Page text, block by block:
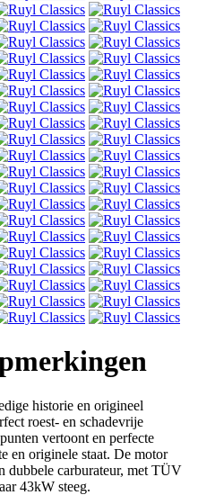
historie en origineel
roest- en schadevrije
vertoont en perfecte
en originele staat. De motor
dubbele carburateur, met TÜV
43kW steeg.